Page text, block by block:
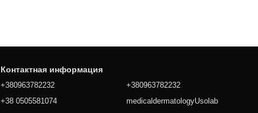
Контактная информация
+380963782232
+38 0505581074
+380963782232
medicaldermatologyUsolab